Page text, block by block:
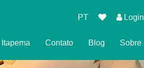
PT Login
Contato Blog Sobre